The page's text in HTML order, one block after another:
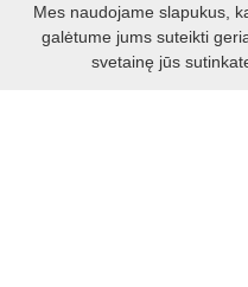
Darbo laikas:
I - V 8.30 - 17.00 val.
Mes naudojame slapukus,
galėtume jums suteikti
svetainę jūs